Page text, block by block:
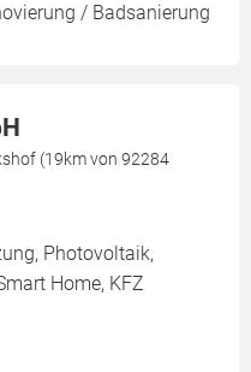
/ Badsanierung
(19km von 92284
Photovoltaik,
Home, KFZ